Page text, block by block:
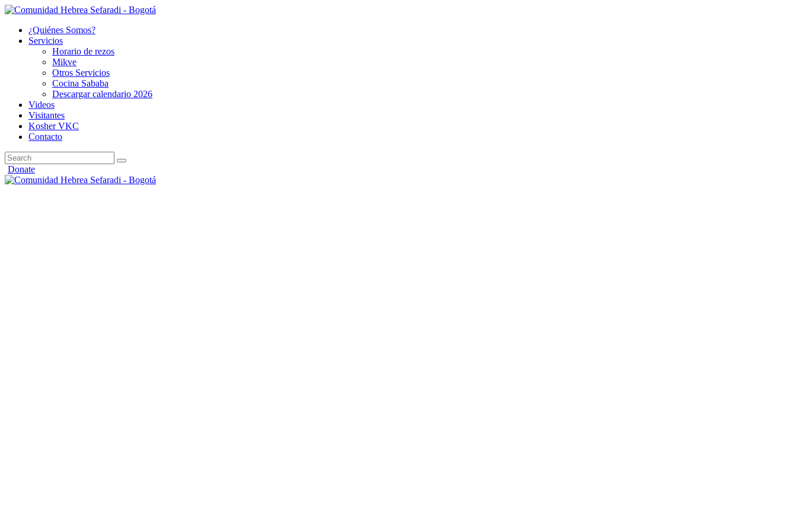
¿Quiénes Somos?
Servicios
Horario de rezos
Mikve
Otros Servicios
Cocina Sababa
Descargar calendario 2026
Videos
Visitantes
Kosher VKC
Contacto
Donate